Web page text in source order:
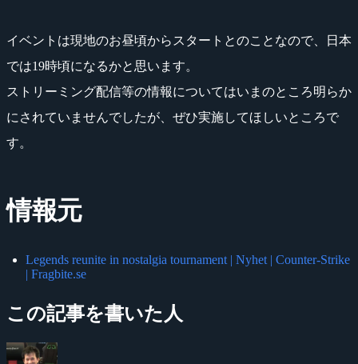
イベントは現地のお昼頃からスタートとのことなので、日本
では19時頃になるかと思います。
ストリーミング配信等の情報についてはいまのところ明らか
にされていませんでしたが、ぜひ実施してほしいところで
す。
情報元
Legends reunite in nostalgia tournament | Nyhet | Counter-Strike
| Fragbite.se
この記事を書いた人